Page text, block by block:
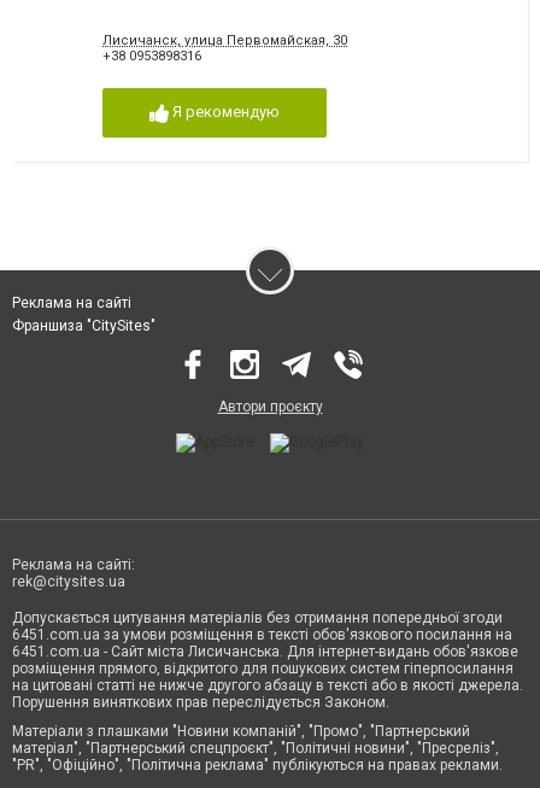
Лисичанск, улица Первомайская, 30
+38 0953898316
Я рекомендую
Реклама на сайті
Франшиза "CitySites"
Автори проєкту
Реклама на сайті:
rek@citysites.ua
Допускається цитування матеріалів без отримання попередньої згоди
6451.com.ua за умови розміщення в тексті обов'язкового посилання на
6451.com.ua - Сайт міста Лисичанська. Для інтернет-видань обов'язкове
розміщення прямого, відкритого для пошукових систем гіперпосилання
на цитовані статті не нижче другого абзацу в тексті або в якості джерела.
Порушення виняткових прав переслідується Законом.
Матеріали з плашками "Новини компаній", "Промо", "Партнерський
матеріал", "Партнерський спецпроєкт", "Політичні новини", "Пресреліз",
"PR", "Офіційно", "Політична реклама" публікуються на правах реклами.